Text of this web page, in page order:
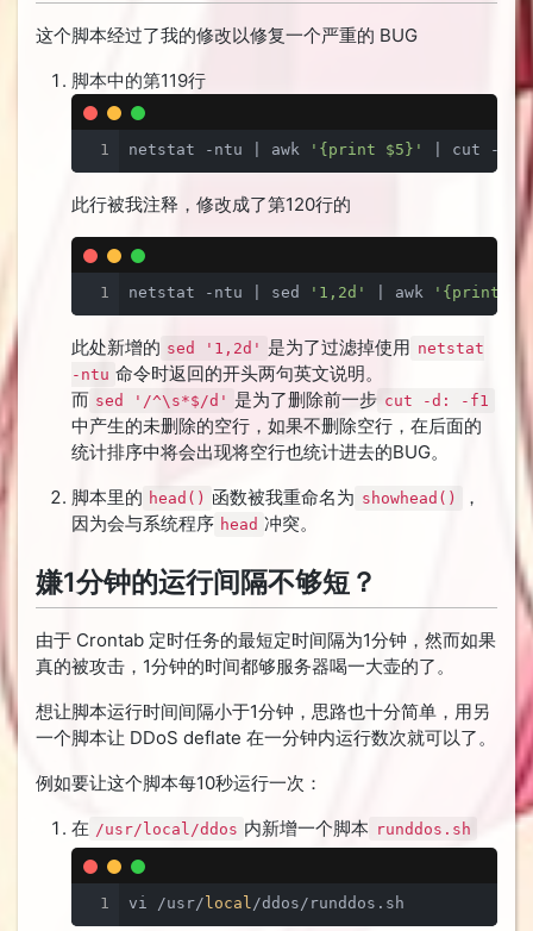
这个脚本经过了我的修改以修复一个严重的 BUG
脚本中的第119行
1 netstat -ntu | awk '{print $5}' | cut -d:
此行被我注释，修改成了第120行的
1 netstat -ntu | sed '1,2d' | awk '{print
此处新增的 sed '1,2d' 是为了过滤掉使用 netstat
-ntu 命令时返回的开头两句英文说明。
而 sed '/^\s*$/d' 是为了删除前一步 cut -d: -f1
中产生的未删除的空行，如果不删除空行，在后面的
统计排序中将会出现将空行也统计进去的BUG。
脚本里的 head() 函数被我重命名为 showhead()
，
因为会与系统程序 head 冲突。
嫌1分钟的运行间隔不够短？
由于 Crontab 定时任务的最短定时间隔为1分钟，然而如果
真的被攻击，1分钟的时间都够服务器喝一大壶的了。
想让脚本运行时间间隔小于1分钟，思路也十分简单，用另
一个脚本让 DDoS deflate 在一分钟内运行数次就可以了。
例如要让这个脚本每10秒运行一次：
在 /usr/local/ddos 内新增一个脚本 runddos.sh
1 vi /usr/ local /ddos/runddos.sh